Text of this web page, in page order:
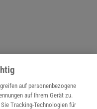
auf personenbezogene
auf Ihrem Gerät zu.
Tracking-Technologien für